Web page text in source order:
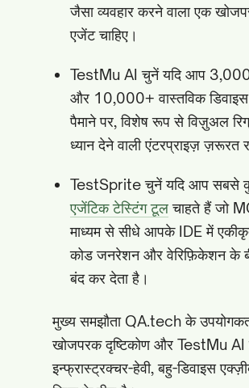
जैसा व्यवहार करने वाला एक
एजेंट चाहिए।
TestMu AI चुनें यदि आप
और 10,000+ वास्तविक
पैमाने पर, विशेष रूप से विज़ुअल
ध्यान देने वाली एंटरप्राइज़ ज़रूरत
TestSprite चुनें यदि आप सबसे
एजेंटिक टेस्टिंग टूलचाहते हैं जो
माध्यम से सीधे आपके IDE में
कोड जनरेशन और वेरिफ़िकेशन के
बंद कर देता है।
मुख्य समझौता QA.tech के
खोजपरक दृष्टिकोण और TestMu AI
इन्फ्रास्ट्रक्चर-हेवी, बहु-डिवाइस